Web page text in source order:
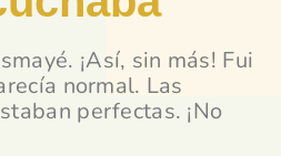
¡Así, sin más! Fui
normal. Las
perfectas. ¡No